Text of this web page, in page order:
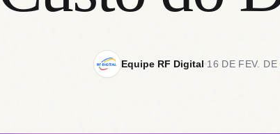
Equipe RF Digital 16 DE FEV. DE